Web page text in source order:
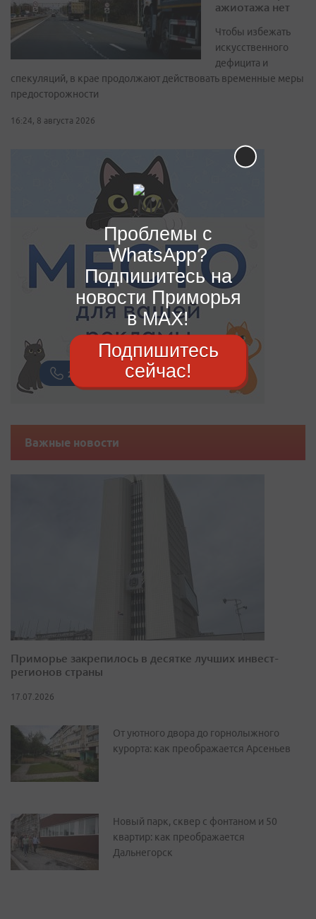
ажиотажа нет
Чтобы избежать
искусственного
дефицита и
спекуляций, в крае продолжают действовать временные меры
предосторожности
16:24, 8 августа 2026
Важные новости
Приморье закрепилось в десятке лучших инвест-
регионов страны
17.07.2026
От уютного двора до горнолыжного
курорта: как преображается Арсеньев
Новый парк, сквер с фонтаном и 50
квартир: как преображается
Дальнегорск
Проблемы с
WhatsApp?
Подпишитесь на
новости Приморья
в MAX!
Подпишитесь
сейчас!